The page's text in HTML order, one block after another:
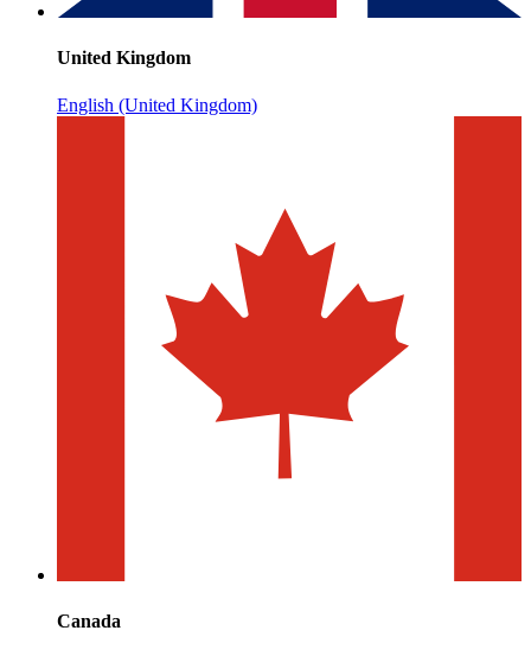
United Kingdom
English (United Kingdom)
Canada